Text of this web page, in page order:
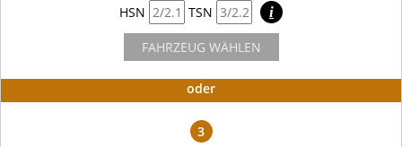
HSN
TSN i
FAHRZEUG WÄHLEN
oder
3